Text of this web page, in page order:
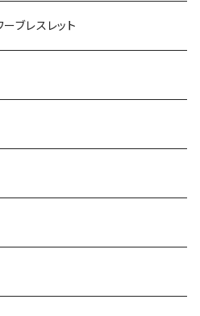
ブレスレット